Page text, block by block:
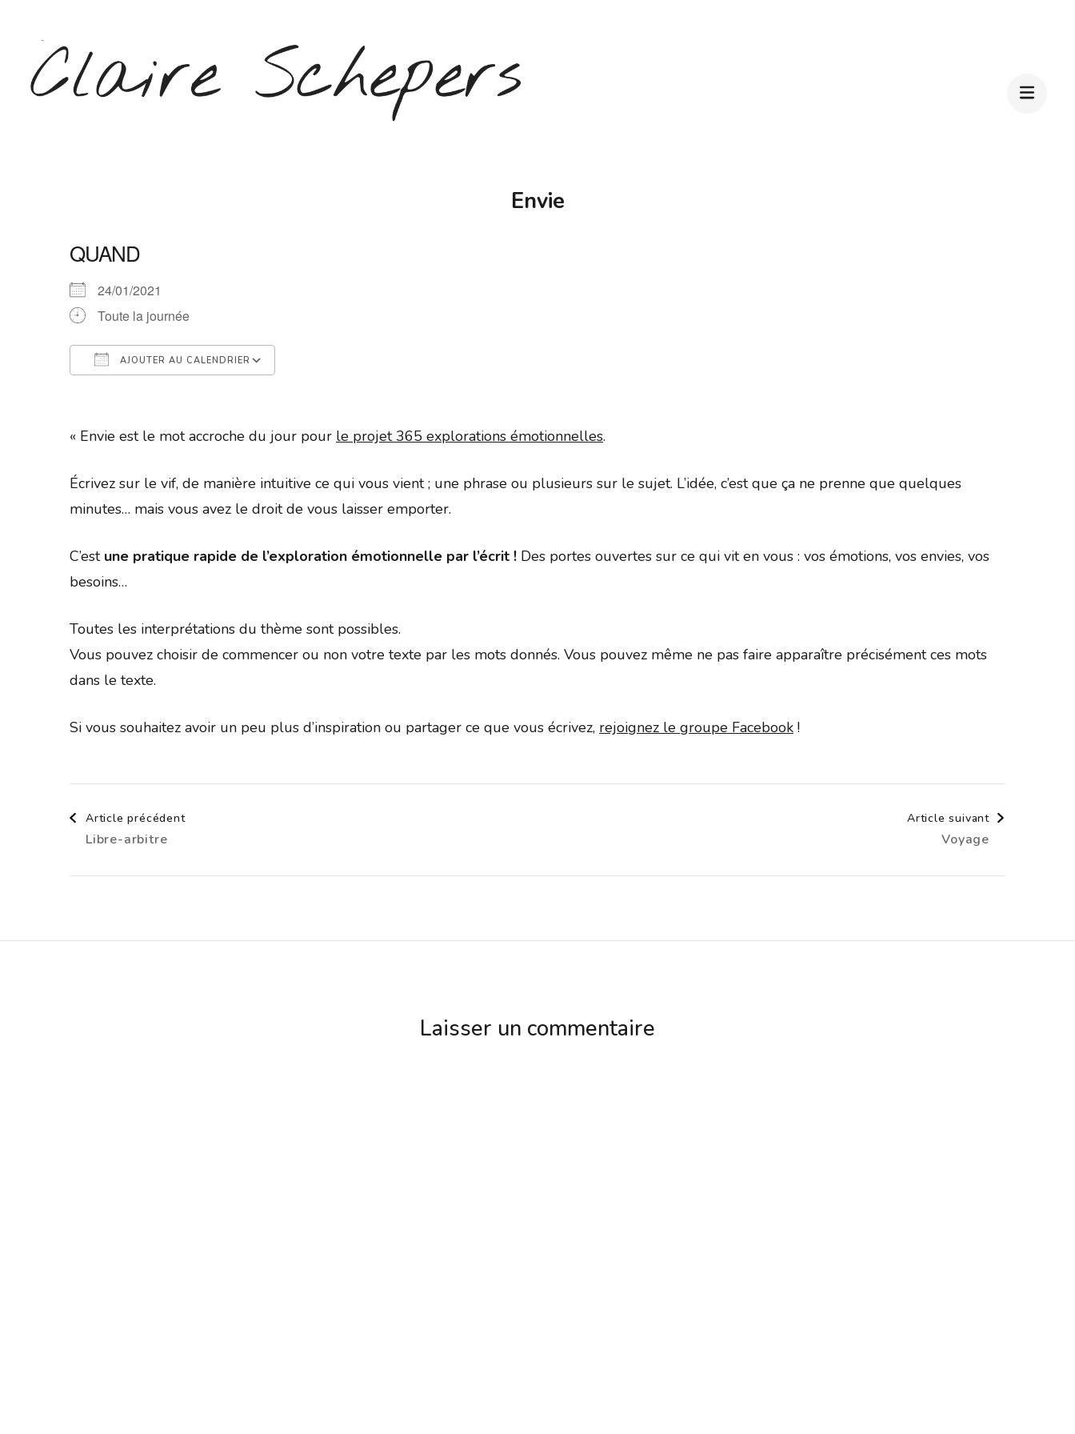
contenu
(Pressez
Envie
QUAND
24/01/2021
Toute la journée
AJOUTER AU CALENDRIER
« Envie est le mot accroche du jour pour le projet 365 explorations émotionnelles.
Écrivez sur le vif, de manière intuitive ce qui vous vient ; une phrase ou plusieurs sur le sujet. L’idée, c’est que ça ne prenne que quelques
minutes… mais vous avez le droit de vous laisser emporter.
C’est une pratique rapide de l’exploration émotionnelle par l’écrit ! Des portes ouvertes sur ce qui vit en vous : vos émotions, vos envies, vos
besoins…
Toutes les interprétations du thème sont possibles.
Vous pouvez choisir de commencer ou non votre texte par les mots donnés. Vous pouvez même ne pas faire apparaître précisément ces mots
dans le texte.
Si vous souhaitez avoir un peu plus d’inspiration ou partager ce que vous écrivez, rejoignez le groupe Facebook !
Navigation
d'article
Article précédent
Libre-arbitre
Article suivant
Voyage
Laisser un commentaire